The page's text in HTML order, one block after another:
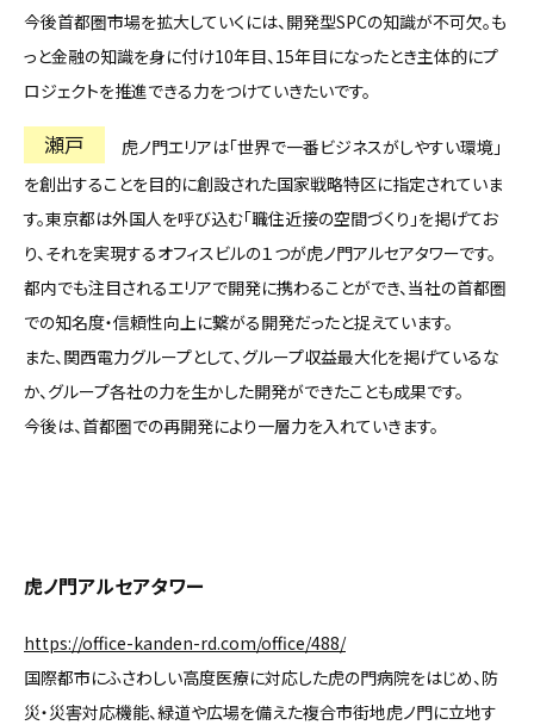
今後首都圏市場を拡大していくには、開発型SPCの知識が不可欠。も
っと金融の知識を身に付け10年目、15年目になったとき主体的にプ
ロジェクトを推進できる力をつけていきたいです。
瀬戸
虎ノ門エリアは「世界で一番ビジネスがしやすい環境」
を創出することを目的に創設された国家戦略特区に指定されていま
す。東京都は外国人を呼び込む「職住近接の空間づくり」を掲げてお
り、それを実現するオフィスビルの１つが虎ノ門アルセアタワーです。
都内でも注目されるエリアで開発に携わることができ、当社の首都圏
での知名度・信頼性向上に繋がる開発だったと捉えています。
また、関西電力グループとして、グループ収益最大化を掲げているな
か、グループ各社の力を生かした開発ができたことも成果です。
今後は、首都圏での再開発により一層力を入れていきます。
虎ノ門アルセアタワー
https://office-kanden-rd.com/office/488/
国際都市にふさわしい高度医療に対応した虎の門病院をはじめ、防
災・災害対応機能、緑道や広場を備えた複合市街地虎ノ門に立地す